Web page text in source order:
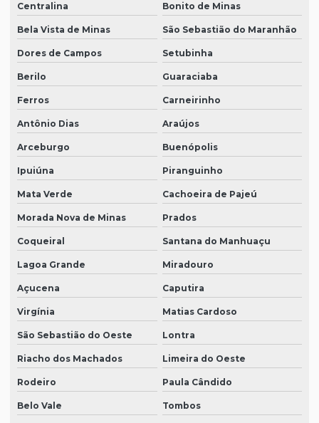
Centralina Bonito de Minas
Bela Vista de Minas São Sebastião do Maranhão
Dores de Campos Setubinha
Berilo Guaraciaba
Ferros Carneirinho
Antônio Dias Araújos
Arceburgo Buenópolis
Ipuiúna Piranguinho
Mata Verde Cachoeira de Pajeú
Morada Nova de Minas Prados
Coqueiral Santana do Manhuaçu
Lagoa Grande Miradouro
Açucena Caputira
Virgínia Matias Cardoso
São Sebastião do Oeste Lontra
Riacho dos Machados Limeira do Oeste
Rodeiro Paula Cândido
Belo Vale Tombos